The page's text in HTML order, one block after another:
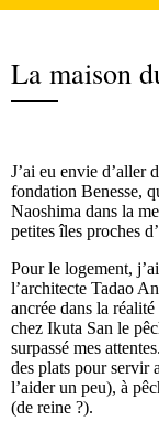
La maison
J’ai eu envie d’aller
fondation Benesse,
Naoshima dans la
petites îles proches
Pour le logement,
l’architecte Tadao
ancrée dans la
chez Ikuta San le
surpassé mes
des plats pour servir
l’aider un peu), à
(de reine ?).